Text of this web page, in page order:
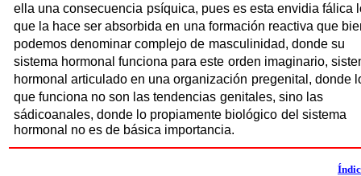
ella una consecuencia psíquica, pues es esta envidia fálica
que la hace ser absorbida en una formación reactiva que
podemos denominar complejo de masculinidad, donde su
sistema hormonal funciona para este orden imaginario,
hormonal articulado en una organización pregenital, donde
que funciona no son las tendencias genitales, sino las
sádicoanales, donde lo propiamente biológico del sistema
hormonal no es de básica importancia.